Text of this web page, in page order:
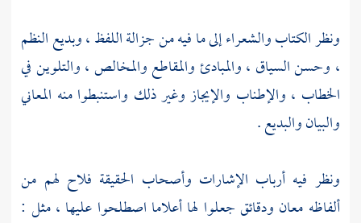
ونظر الكتاب والشعراء إلى ما فيه من جزالة اللفظ ، وبديع النظم
، وحسن السياق ، والمبادئ والمقاطع والمخالص ، والتلوين في
الخطاب ، والإطناب والإيجاز وغير ذلك واستنبطوا منه المعاني
والبيان والبديع .
ونظر فيه أرباب الإشارات وأصحاب الحقيقة فلاح لهم من
ألفاظه معان ودقائق جعلوا لها أعلاما اصطلحوا عليها ، مثل :